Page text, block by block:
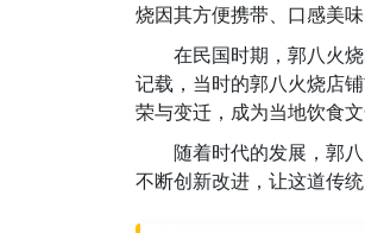
烧因其方便携带、口感美
在民国时期，郭八火
记载，当时的郭八火烧店
荣与变迁，成为当地饮食文
随着时代的发展，郭
不断创新改进，让这道传